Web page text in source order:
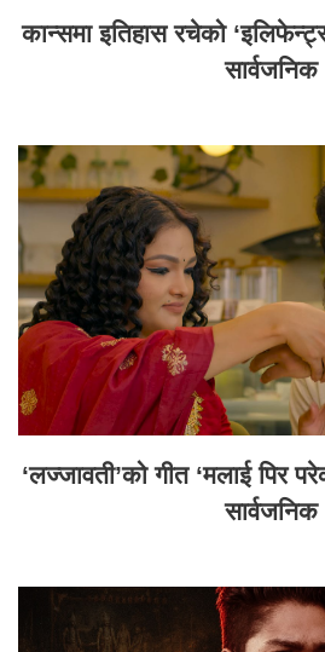
कान्समा इतिहास रचेको
सार्वजनिक
‘लज्जावती’को गीत ‘मलाई पिर
सार्वजनिक